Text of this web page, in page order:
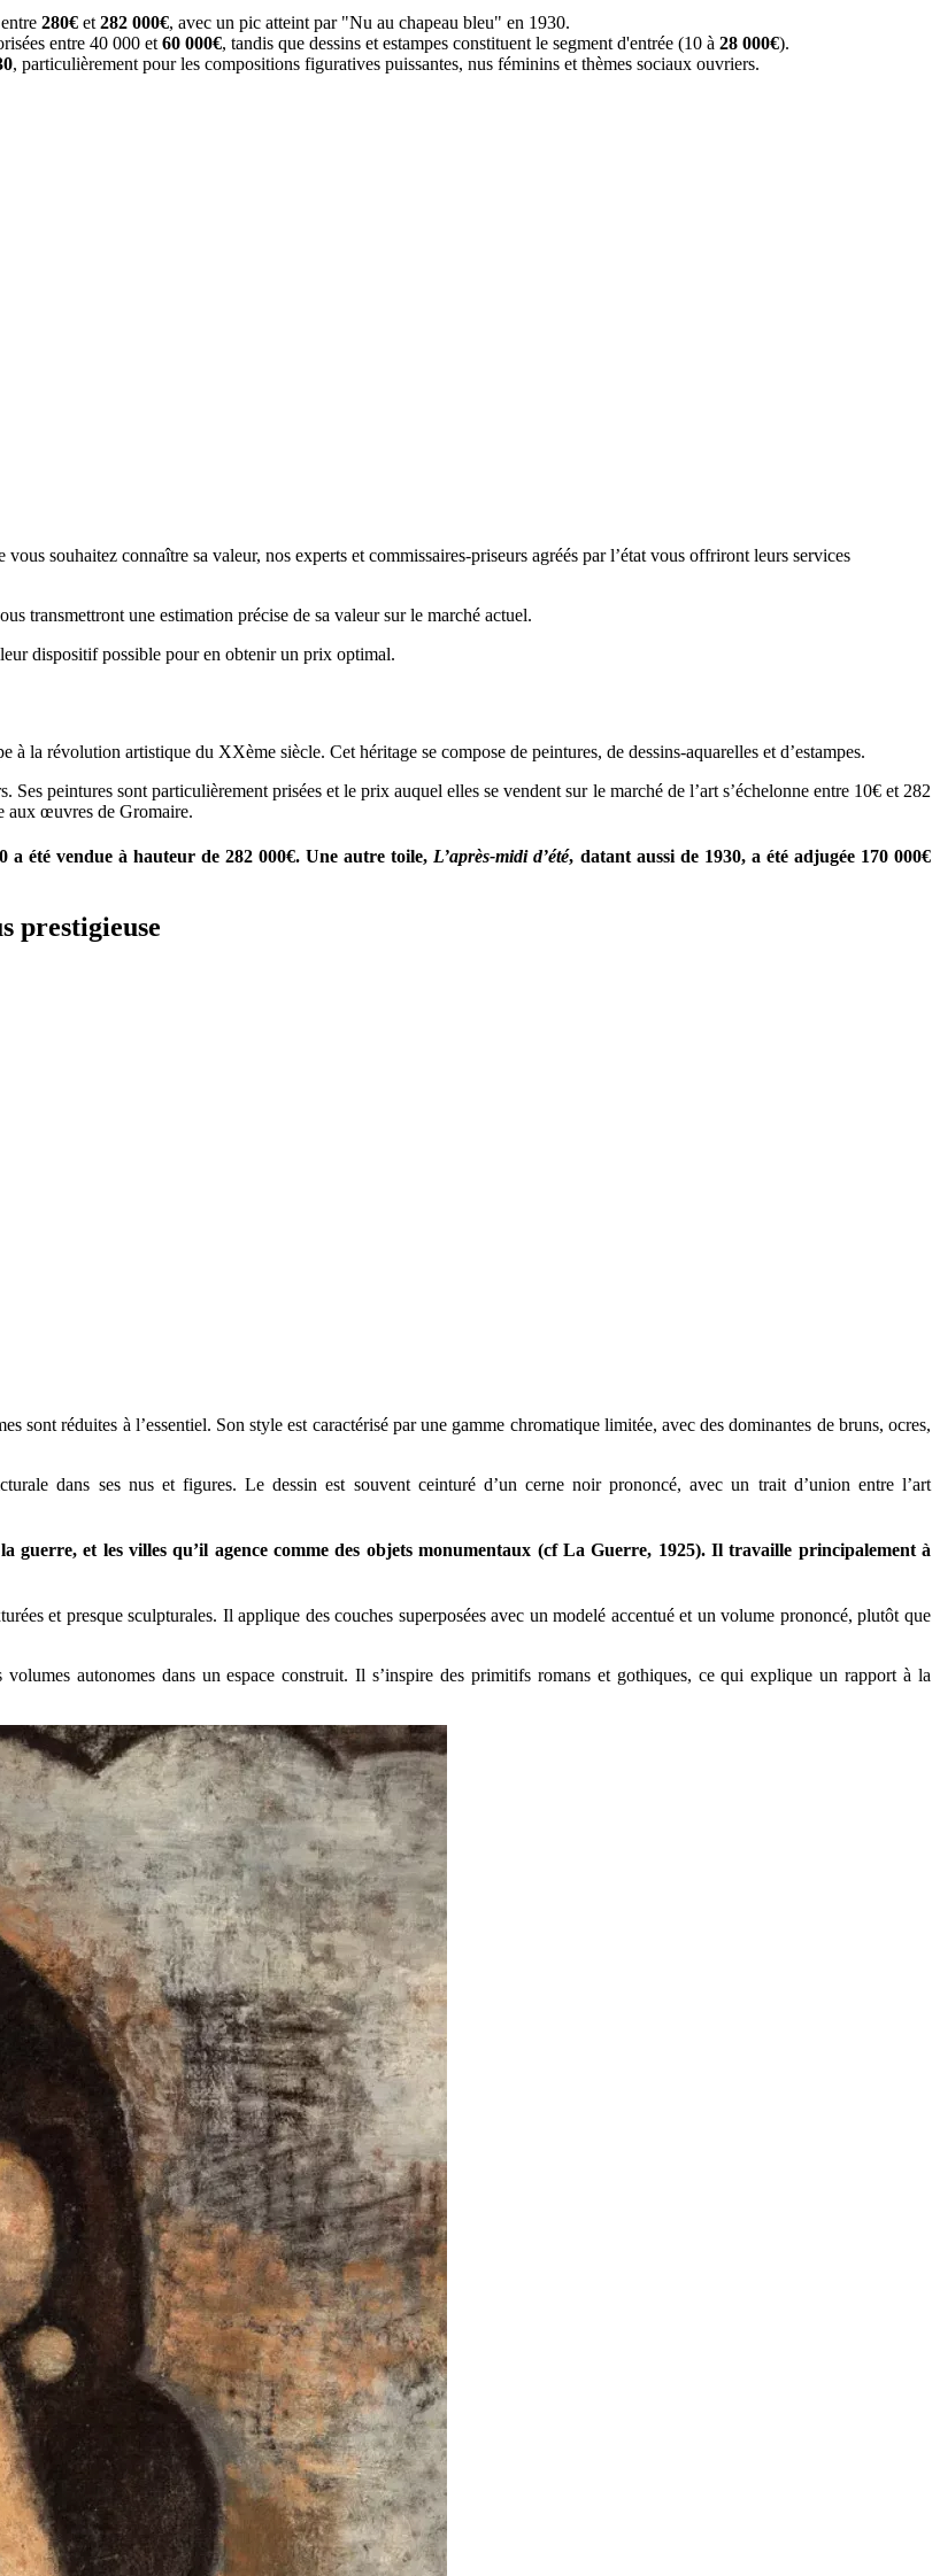
280€ et 282 000€, avec un pic atteint par "Nu au chapeau bleu" en 1930.
entre 40 000 et 60 000€, tandis que dessins et estampes constituent le segment d'entrée (10 à 28 000€).
, particulièrement pour les compositions figuratives puissantes, nus féminins et thèmes sociaux ouvriers.
souhaitez connaître sa valeur, nos experts et commissaires-priseurs agréés par l’état vous offriront leurs services
transmettront une estimation précise de sa valeur sur le marché actuel.
dispositif possible pour en obtenir un prix optimal.
la révolution artistique du XXème siècle. Cet héritage se compose de peintures, de dessins-aquarelles et d’estampes.
peintures sont particulièrement prisées et le prix auquel elles se vendent sur le marché de l’art s’échelonne entre 10€ et 282
aux œuvres de Gromaire.
a été vendue à hauteur de 282 000€. Une autre toile, L’après-midi d’été, datant aussi de 1930, a été adjugée 170 000€
prestigieuse
sont réduites à l’essentiel. Son style est caractérisé par une gamme chromatique limitée, avec des dominantes de bruns, ocres,
dans ses nus et figures. Le dessin est souvent ceinturé d’un cerne noir prononcé, avec un trait d’union entre l’art
guerre, et les villes qu’il agence comme des objets monumentaux (cf La Guerre, 1925). Il travaille principalement à
et presque sculpturales. Il applique des couches superposées avec un modelé accentué et un volume prononcé, plutôt que
autonomes dans un espace construit. Il s’inspire des primitifs romans et gothiques, ce qui explique un rapport à la